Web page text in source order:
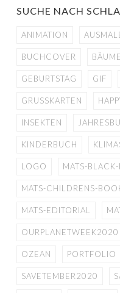
SUCHE NACH
ANIMATION
BUCHCOVER
GEBURTSTAG GIF
GRUSSKARTEN
INSEKTEN
KINDERBUCH
LOGO MATS-BLACK-
MATS-CHILDRENS-
MATS-EDITORIAL
OURPLANETWEEK2020
OZEAN PORTFOLIO
SAVETEMBER2020